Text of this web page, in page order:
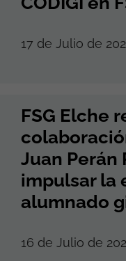
17 de Julio de
FSG Elche
Juan Perán
impulsar la
alumnado
16 de Julio de